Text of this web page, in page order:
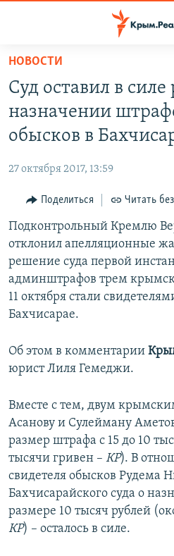
Вернуться
основному
содержанию
Вернутся
главной
навигации
Вернутся
поиску
СПЕЦПРОЕКТЫ
ГРУЗ 200
11 ЛЕТ ОККУПАЦИИ КРЫМА. 11
ВОДА
ЕЩЕ
ИНТЕРАКТИВ
ИНФОГРАФИКА
ТЕЛЕПРОЕКТ КРЫМ.РЕАЛИИ
СОВЕТЫ ПРАВОЗАЩИТНИКОВ
ПРОПАВШИЕ БЕЗ ВЕСТИ
КРЫМ.НЕПОКОРЕННЫЙ
УКРАИНСКАЯ ПРОБЛЕМА КРЫМА
РАДІО СВОБОДА
КАК ОБОЙТИ БЛОКИРОВКУ
Українською
Qırımtatar
Все сайты RFE/RL
НОВОСТИ
Суд оставил в
назначении
обысков в
27 октября 2017, 13:59
Поделиться Читать
Подконтрольный Кремлю
отклонил апелляционные
решение суда первой
админштрафов трем
11 октября стали
Бахчисарае.
Об этом в комментарии
юрист Лиля Гемеджи.
Вместе с тем, двум
Асанову и Сулейману
размер штрафа с 15 до 10
тысячи гривен – КР). В
свидетеля обысков Рудема
Бахчисарайского суда о
размере 10 тысяч рублей
КР) – осталось в силе.